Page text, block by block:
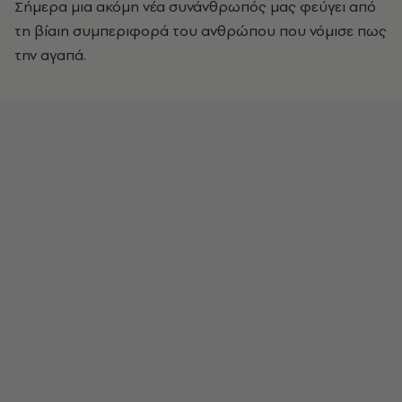
Σήμερα μια ακόμη νέα συνάνθρωπός μας φεύγει από
τη βίαιη συμπεριφορά του ανθρώπου που νόμισε πως
την αγαπά.